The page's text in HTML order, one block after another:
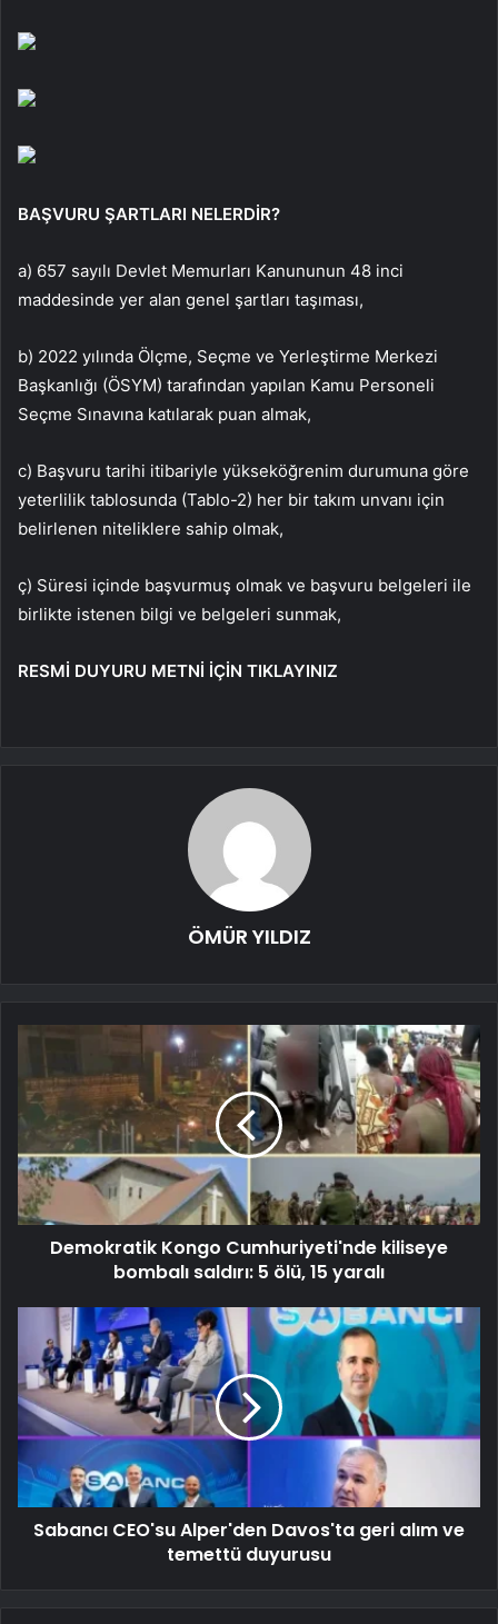
BAŞVURU ŞARTLARI NELERDİR?
a) 657 sayılı Devlet Memurları Kanununun 48 inci
maddesinde yer alan genel şartları taşıması,
b) 2022 yılında Ölçme, Seçme ve Yerleştirme Merkezi
Başkanlığı (ÖSYM) tarafından yapılan Kamu Personeli
Seçme Sınavına katılarak puan almak,
c) Başvuru tarihi itibariyle yükseköğrenim durumuna göre
yeterlilik tablosunda (Tablo-2) her bir takım unvanı için
belirlenen niteliklere sahip olmak,
ç) Süresi içinde başvurmuş olmak ve başvuru belgeleri ile
birlikte istenen bilgi ve belgeleri sunmak,
RESMİ DUYURU METNİ İÇİN TIKLAYINIZ
ÖMÜR YILDIZ
Demokratik Kongo Cumhuriyeti'nde kiliseye
bombalı saldırı: 5 ölü, 15 yaralı
Sabancı CEO'su Alper'den Davos'ta geri alım ve
temettü duyurusu